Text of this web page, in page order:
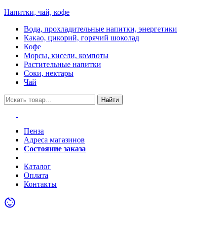
Напитки, чай, кофе
Вода, прохладительные напитки, энергетики
Какао, цикорий, горячий шоколад
Кофе
Морсы, кисели, компоты
Растительные напитки
Соки, нектары
Чай
Найти
Пенза
Адреса магазинов
Состояние заказа
Каталог
Оплата
Контакты